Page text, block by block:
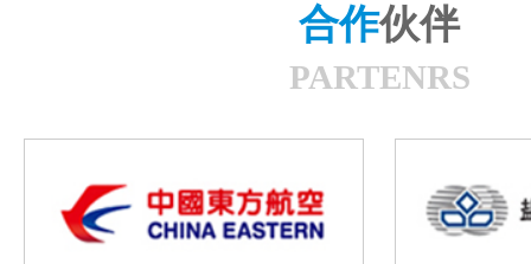
合作伙伴
PARTENRS